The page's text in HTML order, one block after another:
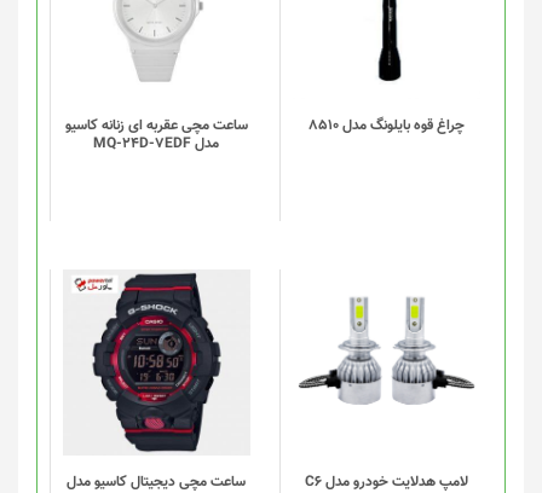
چراغ قوه بایلونگ مدل 8510
ساعت مچی عقربه ای زنانه کاسیو
مدل MQ-24D-7EDF
لامپ هدلایت خودرو مدل C6
ساعت مچی دیجیتال کاسیو مدل